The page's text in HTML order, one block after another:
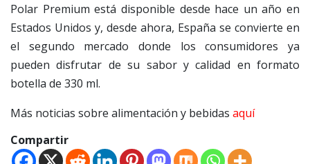
Polar Premium está disponible desde hace un año en
Estados Unidos y, desde ahora, España se convierte en
el segundo mercado donde los consumidores ya
pueden disfrutar de su sabor y calidad en formato
botella de 330 ml.
Más noticias sobre alimentación y bebidas aquí
Compartir